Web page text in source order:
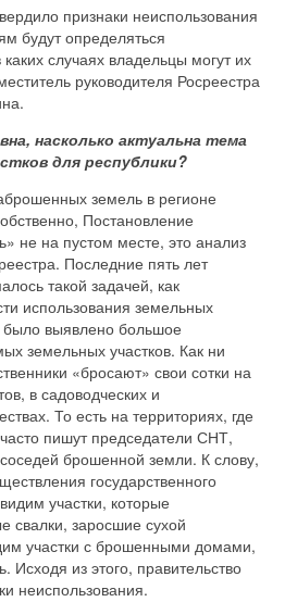
признаки неиспользования
будут определяться
случаях владельцы могут их
руководителя Росреестра
насколько актуальна тема
для республики?
земель в регионе
Постановление
не на пустом месте, это анализ
Последние пять лет
такой задачей, как
использования земельных
было выявлено большое
земельных участков. Как ни
«бросают» свои сотки на
в садоводческих и
То есть на территориях, где
пишут председатели СНТ,
брошенной земли. К слову,
государственного
участки, которые
свалки, заросшие сухой
участки с брошенными домами,
Исходя из этого, правительство
неиспользования.